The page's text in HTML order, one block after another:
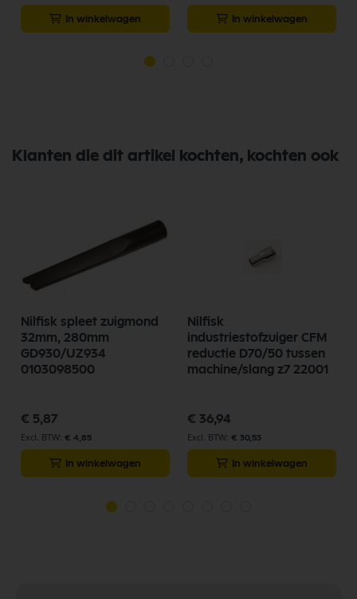
In winkelwagen In winkelwagen
Klanten die dit artikel kochten, kochten ook
Nilfisk spleet zuigmond
32mm, 280mm
GD930/UZ934
0103098500
€ 5,87
€ 4,85
In winkelwagen
Nilfisk
industriestofzuiger CFM
reductie D70/50 tussen
machine/slang z7 22001
€ 36,94
€ 30,53
In winkelwagen